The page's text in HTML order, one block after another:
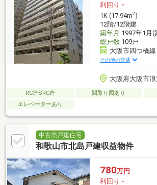
利回り -
1K (17.94m2)
12階/12階建
築年月 1997年1月(
総戸数109戸
大阪市四つ橋
その他の交通
大阪府大阪市
RC造SRC造 間取り図あり
エレベーターあり
中古売戸建住宅
和歌山市北島戸建収益物件
780万円
利回り -